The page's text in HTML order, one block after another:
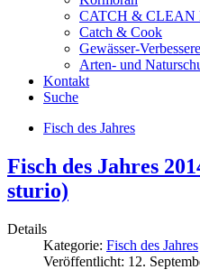
CATCH & CLEAN
Catch & Cook
Gewässer-
Arten- und
Kontakt
Suche
Fisch des Jahres
Fisch des Jahres
sturio)
Details
Kategorie: Fisch des Jahres
Veröffentlicht: 12.